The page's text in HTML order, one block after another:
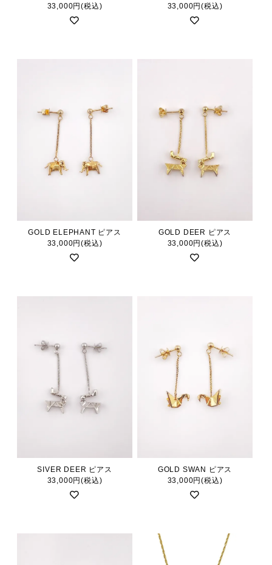
33,000円(税込)
33,000円(税込)
GOLD ELEPHANT ピアス
33,000円(税込)
GOLD DEER ピアス
33,000円(税込)
SIVER DEER ピアス
33,000円(税込)
GOLD SWAN ピアス
33,000円(税込)